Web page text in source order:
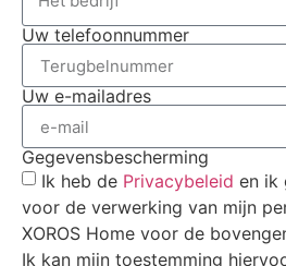
Uw telefoonnummer
Uw e-mailadres
Gegevensbescherming
Ik heb de Privacybeleid en ik
voor de verwerking van mijn
XOROS Home voor de
Ik kan mijn toestemming